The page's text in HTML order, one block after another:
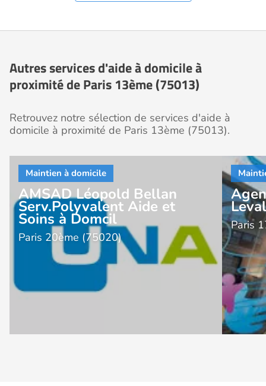
Autres services d'aide à domicile à
proximité de Paris 13ème (75013)
Retrouvez notre sélection de services d'aide à
domicile à proximité de Paris 13ème (75013).
AMSAD Léopold Bellan
Serv.Polyvalent Aide et
Soins à Domcil
Paris 20ème (75020)
Paris